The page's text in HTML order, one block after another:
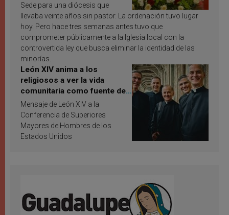
Sede para una diócesis que
llevaba veinte años sin pastor. La ordenación tuvo lugar
hoy. Pero hace tres semanas antes tuvo que
comprometer públicamente a la Iglesia local con la
controvertida ley que busca eliminar la identidad de las
minorías.
León XIV anima a los
religiosos a ver la vida
comunitaria como fuente de
inspiración y santificación
Mensaje de León XIV a la
Conferencia de Superiores
Mayores de Hombres de los
Estados Unidos